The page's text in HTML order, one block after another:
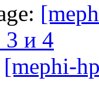
и 4
[mephi-